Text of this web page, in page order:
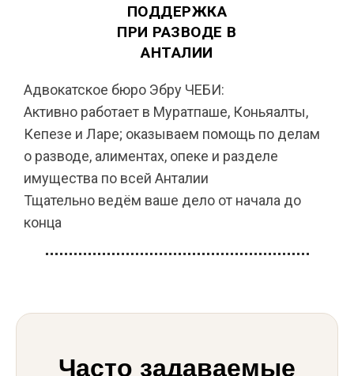
ПОДДЕРЖКА
ПРИ РАЗВОДЕ В
АНТАЛИИ
Адвокатское бюро Эбру ЧЕБИ:
Активно работает в Муратпаше, Коньяалты,
Кепезе и Ларе; оказываем помощь по делам
о разводе, алиментах, опеке и разделе
имущества по всей Анталии
Тщательно ведём ваше дело от начала до
конца
Часто задаваемые